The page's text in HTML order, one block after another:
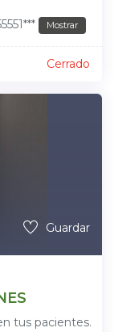
Mostrar
Cerrado
Guardar
tus pacientes.